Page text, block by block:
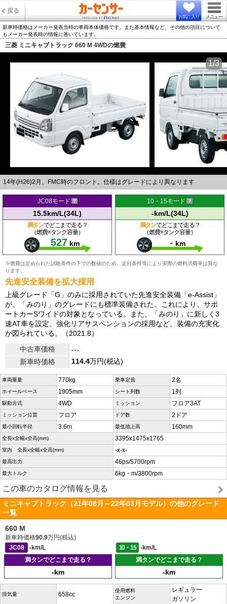
戻る
お気に入り メニュー
新車時価格はメーカー発表当時の車両本体価格です。また基本情報など、その他の項目について
もメーカー発表時の情報に基いています。
三菱 ミニキャブトラック 660 M 4WDの燃費
14年(H26)2月、FMC時のフロント。仕様はグレードにより異なります
1/3
JC08モード
15.5km/L(34L)
満タンでどこまで走る？
（燃費×タンク容量）
527 km
10・15モード
-km/L(34L)
満タンでどこまで走る？
（燃費×タンク容量）
- km
※燃費は定められた試験条件の下での数値のため、走行条件等により実際の燃料消費率は異な
ります。
先進安全装備を拡大採用
上級グレード「G」のみに採用されていた先進安全装備「e-Assist」
が、「みのり」のグレードにも標準装備された。これにより、サポ
ートカーSワイドの対象となっている。また、「みのり」に新しく3
速AT車を設定、強化リアサスペンションの採用など、装備の充実化
が図られている。（2021.8）
中古車価格
---
新車時価格
114.4万円(税込)
車両重量 770kg 乗車定員 2名
ホイールベース 1905mm シート列数 1列
駆動方式 4WD ミッション フロア3AT
ミッション位置 フロア ドア数 2ドア
最小回転半径 3.6m 最低地上高 160mm
全長x全幅x全高(mm) 3395x1475x1765
室内 全長x全幅x全高(mm) -x-x-
最高出力 46ps/5700rpm
最大トルク 6kg・m/3800rpm
この車のカタログ情報を見る
ミニキャブトラック（21年08月～22年03月モデル）の他のグレード
一覧
660 M
新車時価格90.9万円(税込)
JC08
-km/L 10・15
-km/L
満タンでどこまで走る？
-km
満タンでどこまで走る？
-km
排気量 658cc
使用燃料
エンジン
レギュラー
ガソリン